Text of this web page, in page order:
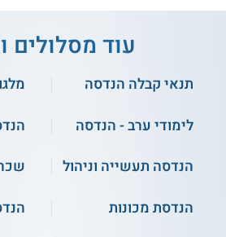
עוד מסלולים
תנאי קבלה הנדסה
לימודי ערב - הנדסה
הנדסה תעשייה וניהול
הנדסת מכונות